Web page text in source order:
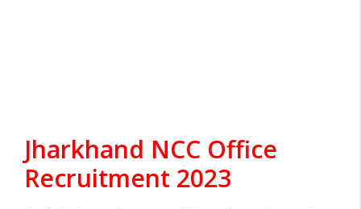
Jharkhand NCC Office
Recruitment 2023